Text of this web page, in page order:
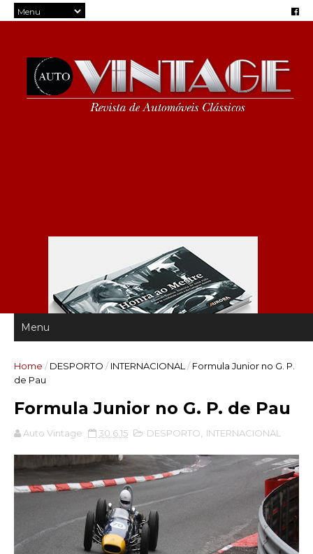
Home / DESPORTO / INTERNACIONAL / Formula Junior no G. P.
de Pau
Formula Junior no G. P. de Pau
Auto Vintage 30.6.15 DESPORTO INTERNACIONAL